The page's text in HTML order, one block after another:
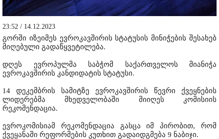
23:52 / 14.12.2023
გორში იზეიმეს ევროკავშირის სტატუსის მინიჭების შესახებ
მიღებული გადაწყვეტილება.
დღეს ევროპულმა საბჭომ საქართველოს მიანიჭა
ევროკავშირის კანდიდატის სტატუსი.
14 დეკემბრის სამიტზე ევროკავშირის წევრი ქვეყნების
ლიდერებმა მხედველობაში მიიღეს კომისიის
რეკომენდაცია.
ევროკომისიამ რეკომენდაცია გასცა იმ პირობით, რომ
ქვეყანაში რეფორმების კუთხით გადაიდგმება 9 ნაბიჯი.